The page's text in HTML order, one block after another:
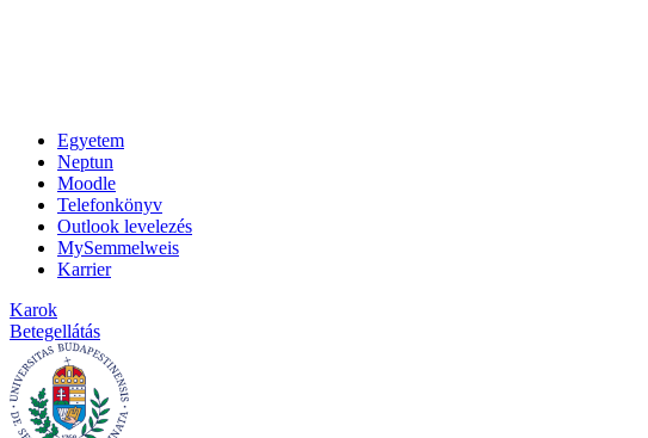
Egyetem
Neptun
Moodle
Telefonkönyv
Outlook levelezés
MySemmelweis
Karrier
Karok
Betegellátás